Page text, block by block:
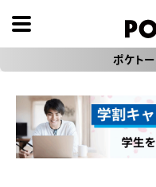
ポケト